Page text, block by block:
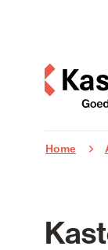
Kasterlee
Home